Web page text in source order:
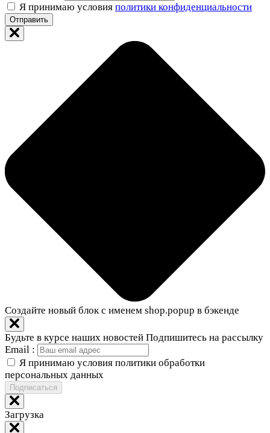
Я принимаю условия политики конфиденциальности
Отправить
Создайте новый блок с именем shop.popup в бэкенде
Будьте в курсе наших новостей Подпишитесь на рассылку
Email :
Я принимаю условия политики обработки
персональных данных
Подписаться
Загрузка